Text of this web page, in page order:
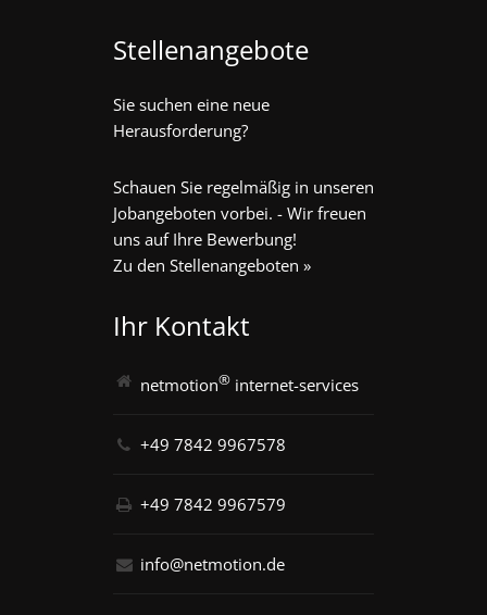
Stellenangebote
Sie suchen eine neue
Herausforderung?
Schauen Sie regelmäßig in unseren
Jobangeboten vorbei. - Wir freuen
uns auf Ihre Bewerbung!
Zu den Stellenangeboten »
Ihr Kontakt
netmotion® internet-services
+49 7842 9967578
+49 7842 9967579
info@netmotion.de